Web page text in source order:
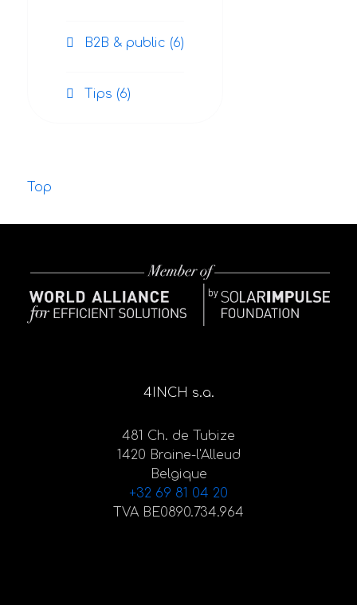
B2B & public (6)
Tips (6)
Top
4INCH s.a.
481 Ch. de Tubize
1420 Braine-l'Alleud
Belgique
+32 69 81 04 20
TVA BE0890.734.964